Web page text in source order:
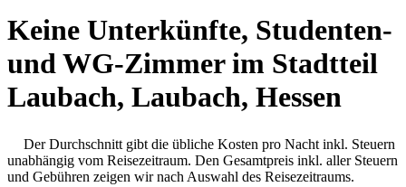
Keine Unterkünfte, Studenten-
und WG-Zimmer im Stadtteil
Laubach, Laubach, Hessen
Der Durchschnitt gibt die übliche Kosten pro Nacht inkl. Steuern
unabhängig vom Reisezeitraum. Den Gesamtpreis inkl. aller Steuern
und Gebühren zeigen wir nach Auswahl des Reisezeitraums.